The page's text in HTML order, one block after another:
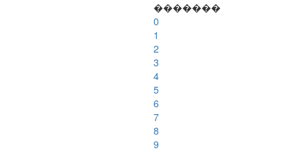
�������
0
1
2
3
4
5
6
7
8
9